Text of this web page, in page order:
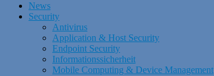
News
Security
Antivirus
Application & Host Security
Endpoint Security
Informationssicherheit
Mobile Computing & Device Management